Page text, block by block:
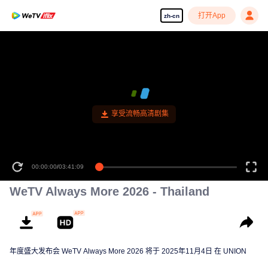
zh-cn 打开App
享受流畅高清剧集
00:00:00/03:41:09
WeTV Always More 2026 - Thailand
年度盛大发布会 WeTV Always More 2026 将于 2025年11月4日 在 UNION